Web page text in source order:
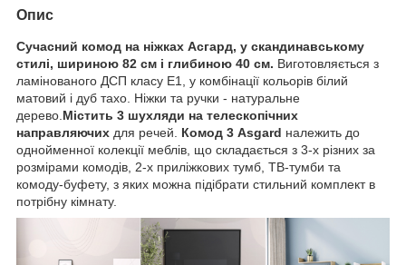
Опис
Сучасний комод на ніжках Асгард, у скандинавському
стилі, шириною 82 см і глибиною 40 см. Виготовляється з
ламінованого ДСП класу Е1, у комбінації кольорів білий
матовий і дуб тахо. Ніжки та ручки - натуральне
дерево. Містить 3 шухляди на телескопічних
направляючих для речей. Комод 3 Asgard належить до
однойменної колекції меблів, що складається з 3-х різних за
розмірами комодів, 2-х приліжкових тумб, ТВ-тумби та
комоду-буфету, з яких можна підібрати стильний комплект в
потрібну кімнату.